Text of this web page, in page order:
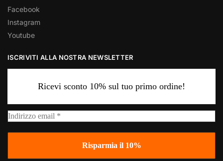
Facebook
Instagram
Youtube
ISCRIVITI ALLA NOSTRA NEWSLETTER
Ricevi sconto 10% sul tuo primo ordine!